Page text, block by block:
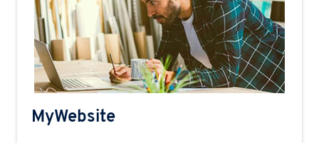
MyWebsite